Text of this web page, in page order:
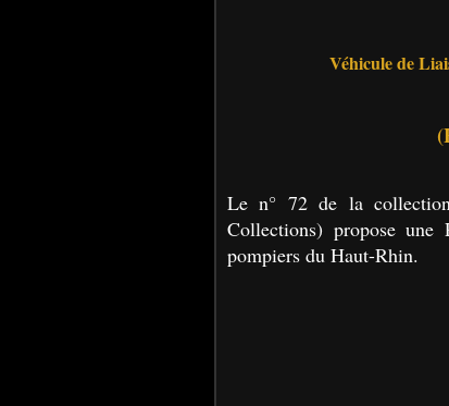
Véhicule de
Le n° 72 de la collection
Collections) propose une
pompiers du Haut-Rhin.